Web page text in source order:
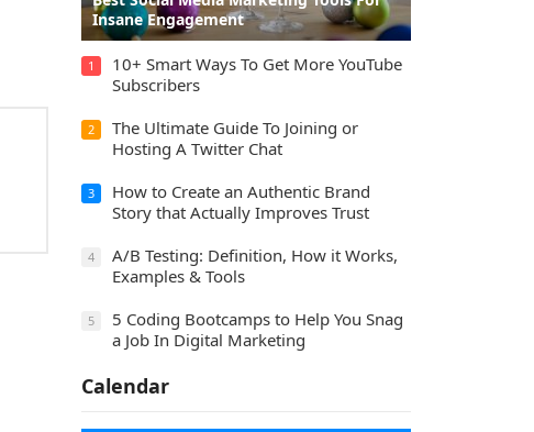
Insane Engagement
1
10+ Smart Ways To Get More YouTube
Subscribers
2
The Ultimate Guide To Joining or
Hosting A Twitter Chat
3
How to Create an Authentic Brand
Story that Actually Improves Trust
4
A/B Testing: Definition, How it Works,
Examples & Tools
5
5 Coding Bootcamps to Help You Snag
a Job In Digital Marketing
Calendar